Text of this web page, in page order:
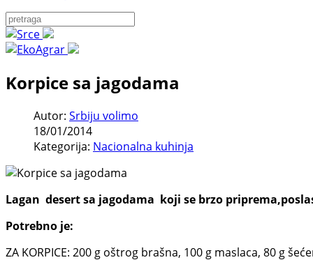
Korpice sa jagodama
Autor: Srbiju volimo
18/01/2014
Kategorija: Nacionalna kuhinja
Lagan desert sa jagodama koji se brzo
Potrebno je:
ZA KORPICE: 200 g oštrog brašna, 100 g maslaca, 80 g